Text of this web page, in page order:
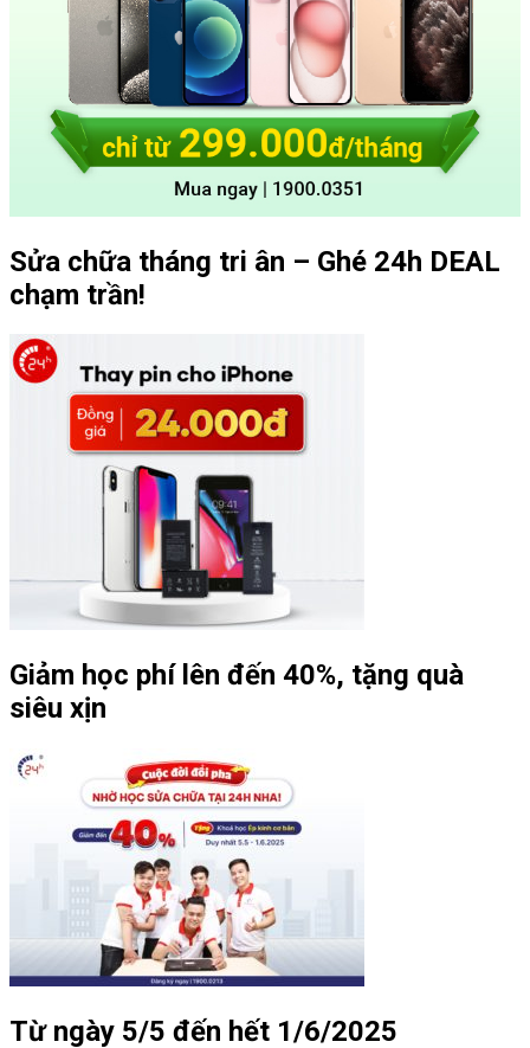
Sửa chữa tháng tri ân – Ghé 24h DEAL
chạm trần!
Giảm học phí lên đến 40%, tặng quà
siêu xịn
Từ ngày 5/5 đến hết 1/6/2025